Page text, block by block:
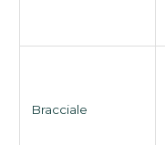
Bracciale